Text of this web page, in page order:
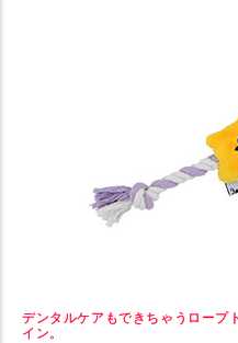
デンタルケアもできちゃうロープ
イン。